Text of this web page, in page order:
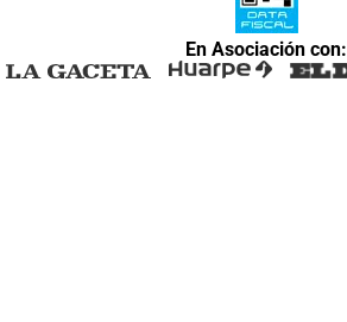
En Asociación con: